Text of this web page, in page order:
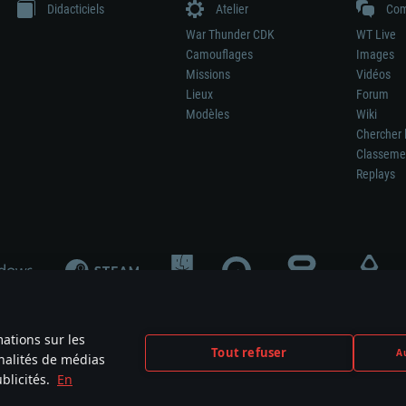
sur les
de médias
En
Tout refuser
Didacticiels
Atelier
War Thunder CDK
Camouflages
Missions
Lieux
Modèles
WT Live
Images
Vidéos
Forum
Wiki
Chercher
Replays
pas la participation au développement du jeu, le sponsoring ou à
are the property of their respective owners.